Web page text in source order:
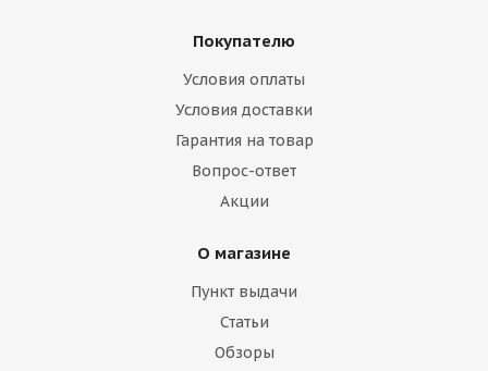
Покупателю
Условия оплаты
Условия доставки
Гарантия на товар
Вопрос-ответ
Акции
О магазине
Пункт выдачи
Статьи
Обзоры